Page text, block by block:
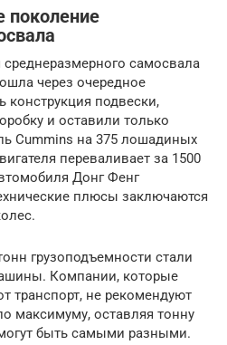
поколение
самосвала
через очередное
подвески,
и оставили только
Cummins на 375 лошадиных
переваливает за 1500
Донг Фенг
плюсы заключаются
грузоподъемности стали
Компании, которые
транспорт, не рекомендуют
максимуму, оставляя тонну
быть самыми разными.